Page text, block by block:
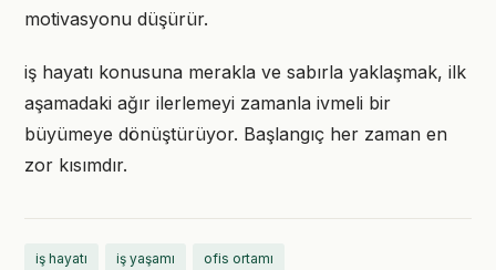
motivasyonu düşürür.
iş hayatı konusuna merakla ve sabırla yaklaşmak, ilk
aşamadaki ağır ilerlemeyi zamanla ivmeli bir
büyümeye dönüştürüyor. Başlangıç her zaman en
zor kısımdır.
iş hayatı iş yaşamı ofis ortamı